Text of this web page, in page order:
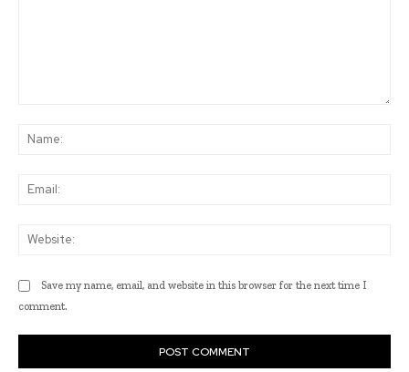
Save my name, email, and website in this browser for the next time I
comment.